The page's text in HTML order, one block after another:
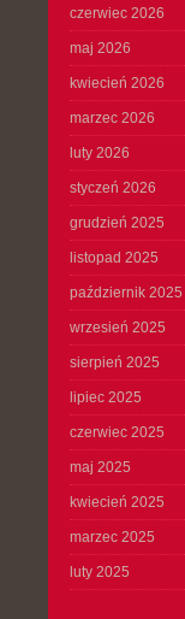
czerwiec 2026
maj 2026
kwiecień 2026
marzec 2026
luty 2026
styczeń 2026
grudzień 2025
listopad 2025
październik 2025
wrzesień 2025
sierpień 2025
lipiec 2025
czerwiec 2025
maj 2025
kwiecień 2025
marzec 2025
luty 2025